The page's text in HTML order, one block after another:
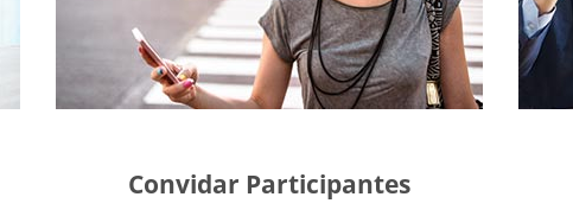
Convidar Participantes